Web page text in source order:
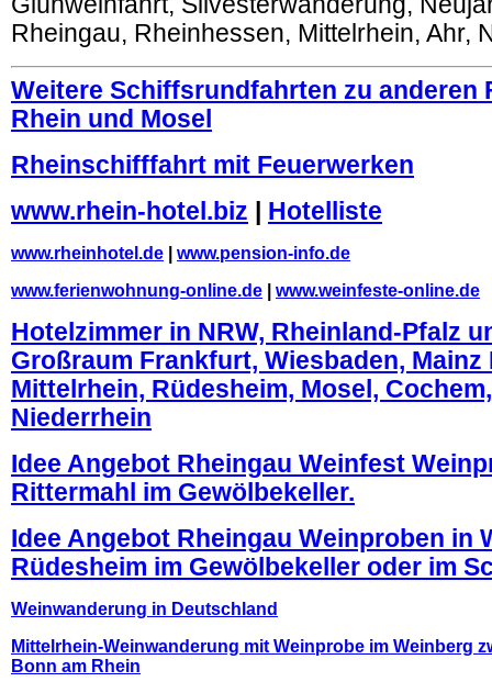
Rheingau, Rheinhessen, Mittelrhein, Ahr,
Weitere Schiffsrundfahrten zu anderen
Rhein und Mosel
Rheinschifffahrt mit Feuerwerken
www.rhein-hotel.biz
Hotelliste
www.rheinhotel.de
www.pension-info.de
www.ferienwohnung-online.de
www.weinfeste-online.de
Hotelzimmer in NRW, Rheinland-Pfalz
Großraum Frankfurt, Wiesbaden, Mainz
Mittelrhein, Rüdesheim, Mosel,
Niederrhein
Idee Angebot Rheingau Weinfest
Rittermahl im Gewölbekeller.
Idee Angebot Rheingau Weinproben in
Rüdesheim im Gewölbekeller oder im
Weinwanderung in Deutschland
Mittelrhein-Weinwanderung mit Weinprobe im Weinberg
Bonn am Rhein